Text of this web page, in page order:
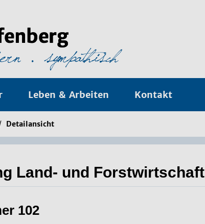
Leben & Arbeiten Kontakt
Detailansicht
Land- und Forstwirtschaft
102